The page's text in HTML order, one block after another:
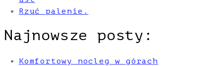
Rzuć palenie.
Najnowsze posty:
Komfortowy nocleg w górach